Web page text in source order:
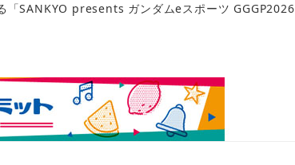
「SANKYO presents ガンダムeスポーツ GGGP2026